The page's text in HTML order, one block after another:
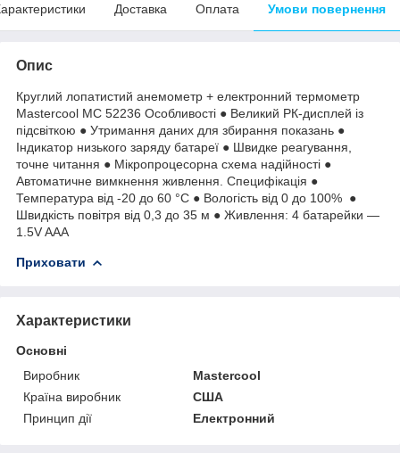
Доставка Оплата Умови повернення
Опис
Круглий лопатистий анемометр + електронний термометр
Mastercool MC 52236 Особливості ● Великий РК-дисплей із
підсвіткою ● Утримання даних для збирання показань ●
Індикатор низького заряду батареї ● Швидке реагування,
точне читання ● Мікропроцесорна схема надійності ●
Автоматичне вимкнення живлення. Специфікація ●
Температура від -20 до 60 °C ● Вологість від 0 до 100% ●
Швидкість повітря від 0,3 до 35 м ● Живлення: 4 батарейки —
1.5V AAA
Приховати
Характеристики
Основні
Виробник
Mastercool
Країна виробник
США
Принцип дії
Електронний